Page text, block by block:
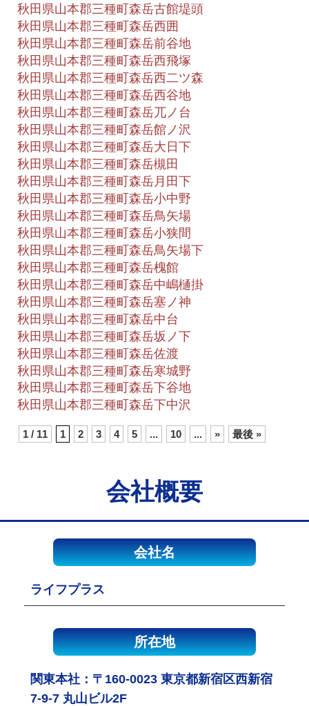
秋田県山本郡三種町森岳古館堤頭
秋田県山本郡三種町森岳西囲
秋田県山本郡三種町森岳前谷地
秋田県山本郡三種町森岳西飛塚
秋田県山本郡三種町森岳西二ツ森
秋田県山本郡三種町森岳西谷地
秋田県山本郡三種町森岳兀ノ台
秋田県山本郡三種町森岳館ノ沢
秋田県山本郡三種町森岳大日下
秋田県山本郡三種町森岳槻田
秋田県山本郡三種町森岳月田下
秋田県山本郡三種町森岳小中野
秋田県山本郡三種町森岳鳥矢場
秋田県山本郡三種町森岳小狭間
秋田県山本郡三種町森岳鳥矢場下
秋田県山本郡三種町森岳槐館
秋田県山本郡三種町森岳中嶋樋掛
秋田県山本郡三種町森岳塞ノ神
秋田県山本郡三種町森岳中台
秋田県山本郡三種町森岳坂ノ下
秋田県山本郡三種町森岳佐渡
秋田県山本郡三種町森岳寒城野
秋田県山本郡三種町森岳下谷地
秋田県山本郡三種町森岳下中沢
1 / 11 1 2 3 4 5 ... 10 ... » 最後 »
会社概要
会社名
ライフプラス
所在地
関東本社：〒160-0023 東京都新宿区西新宿
7-9-7 丸山ビル2F